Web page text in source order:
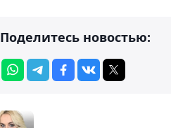
Поделитесь новостью: